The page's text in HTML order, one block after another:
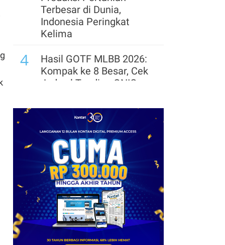
Ikut Edukasi Siswa
BGN Buka Peluang Jalur
Unsur Sabotase pada
Kasus Keracunan MBG
Terbesar di Dunia,
Indonesia Peringkat
Kelima
4
Hasil GOTF MLBB 2026:
Kompak ke 8 Besar, Cek
Jadwal Tanding ONIC
Telegram Sempat Hilang
dari App Store, Ini
Penjelasan Apple dan
Durov
6
Link dan Syarat
Dokumen Pendaftaran
Pandang Istana untuk
Ikut Upacara HUT Ke-81
RI